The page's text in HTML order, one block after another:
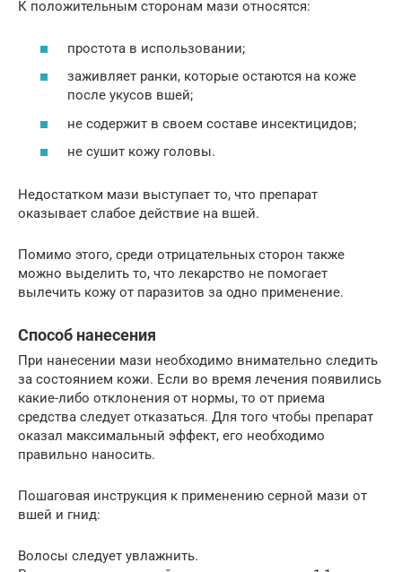
К положительным сторонам мази относятся:
простота в использовании;
заживляет ранки, которые остаются на коже
после укусов вшей;
не содержит в своем составе инсектицидов;
не сушит кожу головы.
Недостатком мази выступает то, что препарат
оказывает слабое действие на вшей.
Помимо этого, среди отрицательных сторон также
можно выделить то, что лекарство не помогает
вылечить кожу от паразитов за одно применение.
Способ нанесения
При нанесении мази необходимо внимательно следить
за состоянием кожи. Если во время лечения появились
какие-либо отклонения от нормы, то от приема
средства следует отказаться. Для того чтобы препарат
оказал максимальный эффект, его необходимо
правильно наносить.
Пошаговая инструкция к применению серной мази от
вшей и гнид:
Волосы следует увлажнить.